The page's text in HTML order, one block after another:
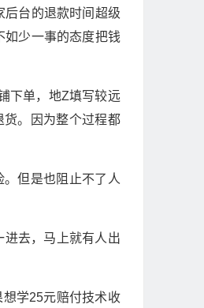
后台的退款时间超级
如少一事的态度把钱
下单，地Z填写较远
。因为整个过程都
但是也阻止不了人
去，马上就有人出
学25元赔付技术收